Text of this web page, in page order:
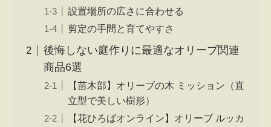
設置場所の広さに合わせる
剪定の手間と育てやすさ
後悔しない庭作りに最適なオリーブ関連
商品6選
【苗木部】オリーブの木 ミッション（直
立型で美しい樹形）
【花ひろばオンライン】オリーブ ルッカ